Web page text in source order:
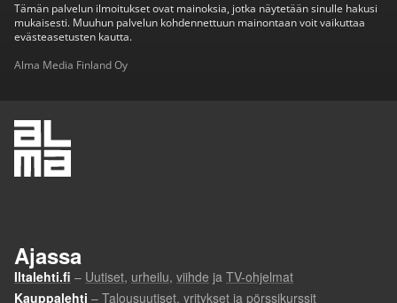
Tämän palvelun ilmoitukset ovat mainoksia, jotka näytetään sinulle hakusi
mukaisesti. Muuhun palvelun kohdennettuun mainontaan voit vaikuttaa
evästeasetusten kautta.
Alma Media Finland Oy